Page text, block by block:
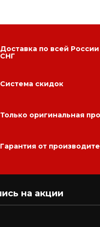
Доставка по всей
СНГ
Система скидок
Только оригинальная
Гарантия от
на акции